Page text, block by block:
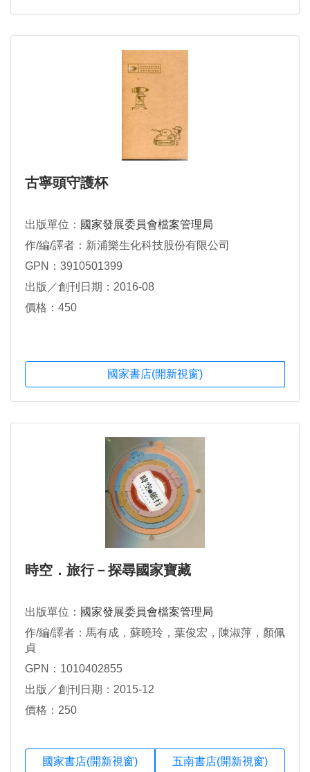
古寧頭守護杯
出版單位： 國家發展委員會檔案管理局
作/編/譯者：新浦樂生化科技股份有限公司
GPN：3910501399
出版／創刊日期：2016-08
價格：450
國家書店(開新視窗)
時空．旅行－探尋國家寶藏
出版單位： 國家發展委員會檔案管理局
作/編/譯者：馬有成，蘇曉玲，葉俊宏，陳淑萍，顏佩
貞
GPN：1010402855
出版／創刊日期：2015-12
價格：250
國家書店(開新視窗) 五南書店(開新視窗)